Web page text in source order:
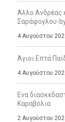
Άλλο Ανδρέας
Σαράφογλου-
4 Αυγούστου
Άγιοι Επτά
4 Αυγούστου
Ενα
Καραβόλια
2 Αυγούστου